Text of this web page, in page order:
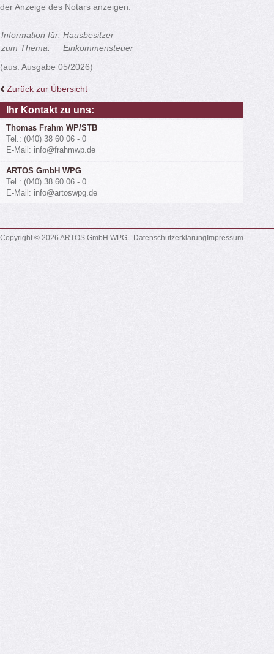
der Anzeige des Notars anzeigen.
Information für: Hausbesitzer
zum Thema:
Einkommensteuer
(aus: Ausgabe 05/2026)
Zurück zur Übersicht
Ihr Kontakt zu uns:
Thomas Frahm WP/STB
Tel.: (040) 38 60 06 - 0
E-Mail: info@frahmwp.de
ARTOS GmbH WPG
Tel.: (040) 38 60 06 - 0
E-Mail: info@artoswpg.de
Datenschutzerklärung Impressum
Copyright © 2026 ARTOS GmbH WPG